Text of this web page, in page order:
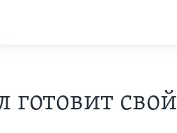
готовит свой